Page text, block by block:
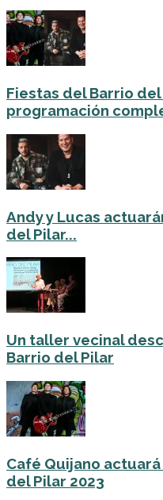
Fiestas del Barrio
programación
Andy y Lucas
del Pilar...
Un taller vecinal
Barrio del Pilar
Café Quijano
del Pilar 2023